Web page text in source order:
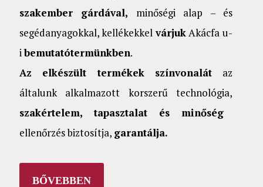
szakember gárdával, minőségi alap – és
segédanyagokkal, kellékekkelvárjukAkácfa u-
ibemutatótermünkben.
Az elkészült termékek színvonalát az
általunk alkalmazott korszerű technológia,
szakértelem, tapasztalat és minőség
ellenőrzés biztosítja, garantálja.
BŐVEBBEN